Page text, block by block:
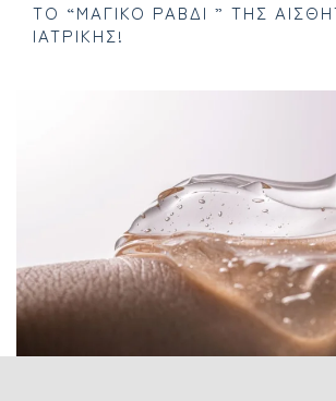
ΤΟ “ΜΑΓΙΚΌ ΡΑΒΔΊ ” ΤΗΣ
ΙΑΤΡΙΚΉΣ!